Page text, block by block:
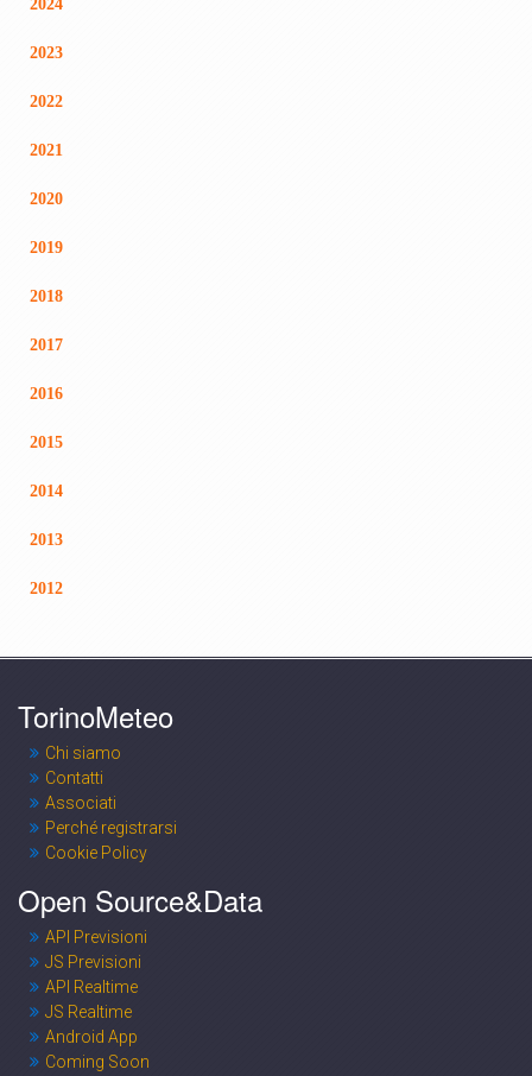
2024
2023
2022
2021
2020
2019
2018
2017
2016
2015
2014
2013
2012
TorinoMeteo
Chi siamo
Contatti
Associati
Perché registrarsi
Cookie Policy
Open Source&Data
API Previsioni
JS Previsioni
API Realtime
JS Realtime
Android App
Coming Soon